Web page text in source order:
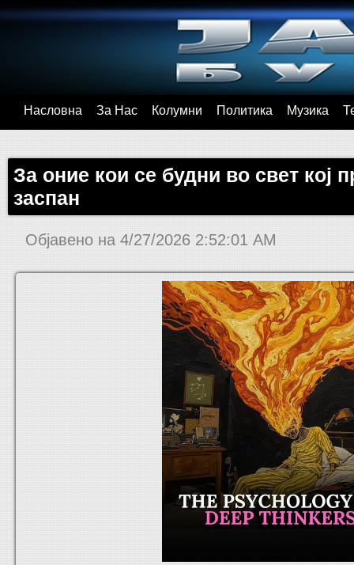
Насловна За Нас Колумни Политика Музика
За оние кои се будни во свет кој
заспан
Објавено на 4/27/2026 2:52:01 AM